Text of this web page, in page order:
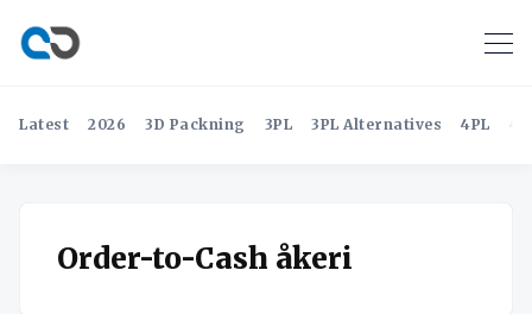
Latest 2026 3D Packning 3PL 3PL Alternatives 4PL
Order-to-Cash åkeri